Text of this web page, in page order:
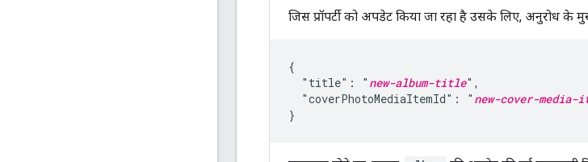
जिस प्रॉपर्टी को अपडेट किया जा रहा है उसके लिए, अनुरोध के
{
  "title": "
new-album-title",
  "coverPhotoMediaItemId": "
new-cover-media-
}